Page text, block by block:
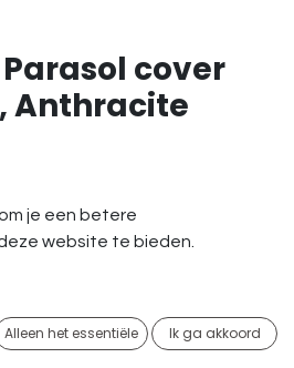
cover
Anthracite
je een betere
website te bieden.
Alleen het essentiële Ik ga akkoord